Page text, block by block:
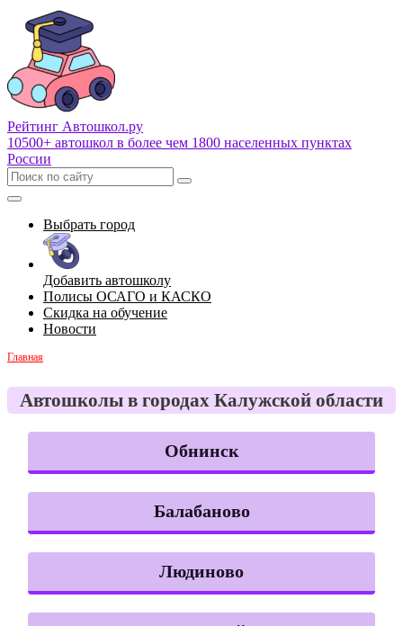
Рейтинг Автошкол.ру
10500+ автошкол в более чем 1800 населенных пунктах
России
Выбрать город
Добавить автошколу
Полисы ОСАГО и КАСКО
Скидка на обучение
Новости
Главная
Автошколы в городах Калужской области
Обнинск
Балабаново
Людиново